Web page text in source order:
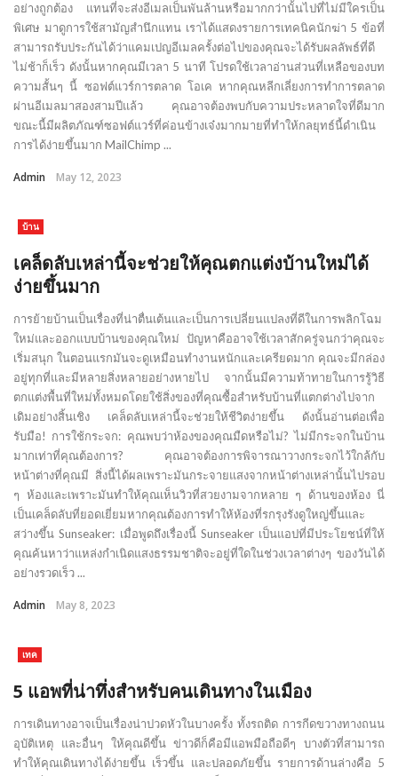
อย่างถูกต้อง แทนที่จะส่งอีเมลเป็นพันล้านหรือมากกว่านั้นไปที่ไม่มีใครเป็น
พิเศษ มาดูการใช้สามัญสำนึกแทน เราได้แสดงรายการเทคนิคนักฆ่า 5 ข้อที่
สามารถรับประกันได้ว่าแคมเปญอีเมลครั้งต่อไปของคุณจะได้รับผลลัพธ์ที่ดี
ไม่ช้าก็เร็ว ดังนั้นหากคุณมีเวลา 5 นาที โปรดใช้เวลาอ่านส่วนที่เหลือของบท
ความสั้นๆ นี้ ซอฟต์แวร์การตลาด โอเค หากคุณหลีกเลี่ยงการทำการตลาด
ผ่านอีเมลมาสองสามปีแล้ว คุณอาจต้องพบกับความประหลาดใจที่ดีมาก
ขณะนี้มีผลิตภัณฑ์ซอฟต์แวร์ที่ค่อนข้างเจ๋งมากมายที่ทำให้กลยุทธ์นี้ดำเนิน
การได้ง่ายขึ้นมาก MailChimp ...
Admin May 12, 2023
บ้าน
เคล็ดลับเหล่านี้จะช่วยให้คุณตกแต่งบ้านใหม่ได้
ง่ายขึ้นมาก
การย้ายบ้านเป็นเรื่องที่น่าตื่นเต้นและเป็นการเปลี่ยนแปลงที่ดีในการพลิกโฉม
ใหม่และออกแบบบ้านของคุณใหม่ ปัญหาคืออาจใช้เวลาสักครู่จนกว่าคุณจะ
เริ่มสนุก ในตอนแรกมันจะดูเหมือนทำงานหนักและเครียดมาก คุณจะมีกล่อง
อยู่ทุกที่และมีหลายสิ่งหลายอย่างหายไป จากนั้นมีความท้าทายในการรู้วิธี
ตกแต่งพื้นที่ใหม่ทั้งหมดโดยใช้สิ่งของที่คุณซื้อสำหรับบ้านที่แตกต่างไปจาก
เดิมอย่างสิ้นเชิง เคล็ดลับเหล่านี้จะช่วยให้ชีวิตง่ายขึ้น ดังนั้นอ่านต่อเพื่อ
รับมือ! การใช้กระจก: คุณพบว่าห้องของคุณมืดหรือไม่? ไม่มีกระจกในบ้าน
มากเท่าที่คุณต้องการ? คุณอาจต้องการพิจารณาวางกระจกไว้ใกล้กับ
หน้าต่างที่คุณมี สิ่งนี้ได้ผลเพราะมันกระจายแสงจากหน้าต่างเหล่านั้นไปรอบ
ๆ ห้องและเพราะมันทำให้คุณเห็นวิวที่สวยงามจากหลาย ๆ ด้านของห้อง นี่
เป็นเคล็ดลับที่ยอดเยี่ยมหากคุณต้องการทำให้ห้องที่รกรุงรังดูใหญ่ขึ้นและ
สว่างขึ้น Sunseaker: เมื่อพูดถึงเรื่องนี้ Sunseaker เป็นแอปที่มีประโยชน์ที่ให้
คุณค้นหาว่าแหล่งกำเนิดแสงธรรมชาติจะอยู่ที่ใดในช่วงเวลาต่างๆ ของวันได้
อย่างรวดเร็ว ...
Admin May 8, 2023
เทค
5 แอพที่น่าทึ่งสำหรับคนเดินทางในเมือง
การเดินทางอาจเป็นเรื่องน่าปวดหัวในบางครั้ง ทั้งรถติด การกีดขวางทางถนน
อุบัติเหตุ และอื่นๆ ให้คุณดีขึ้น ข่าวดีก็คือมีแอพมือถือดีๆ บางตัวที่สามารถ
ทำให้คุณเดินทางได้ง่ายขึ้น เร็วขึ้น และปลอดภัยขึ้น รายการด้านล่างคือ 5